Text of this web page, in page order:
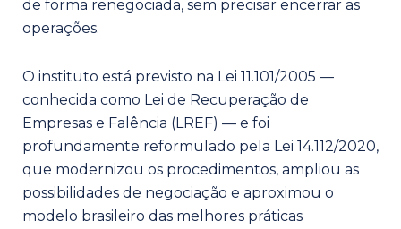
de forma renegociada, sem precisar encerrar as
operações.
O instituto está previsto na Lei 11.101/2005 —
conhecida como Lei de Recuperação de
Empresas e Falência (LREF) — e foi
profundamente reformulado pela Lei 14.112/2020,
que modernizou os procedimentos, ampliou as
possibilidades de negociação e aproximou o
modelo brasileiro das melhores práticas